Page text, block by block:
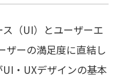
（UI）とユーザーエ
ザーの満足度に直結し
・UXデザインの基本